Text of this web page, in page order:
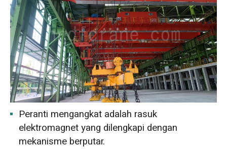
Peranti mengangkat adalah rasuk
elektromagnet yang dilengkapi dengan
mekanisme berputar.